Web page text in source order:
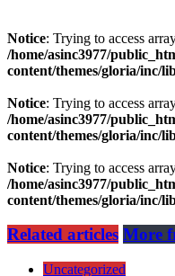
Notice: Trying to access
/home/asinc3977/
content/themes/gloria/inc/
Notice: Trying to access
/home/asinc3977/
content/themes/gloria/inc/
Notice: Trying to access
/home/asinc3977/
content/themes/gloria/inc/
Related articles More
Uncategorized